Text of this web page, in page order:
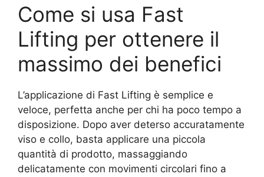
Come si usa Fast
Lifting per ottenere il
massimo dei benefici
L’applicazione di Fast Lifting è semplice e
veloce, perfetta anche per chi ha poco tempo a
disposizione. Dopo aver deterso accuratamente
viso e collo, basta applicare una piccola
quantità di prodotto, massaggiando
delicatamente con movimenti circolari fino a